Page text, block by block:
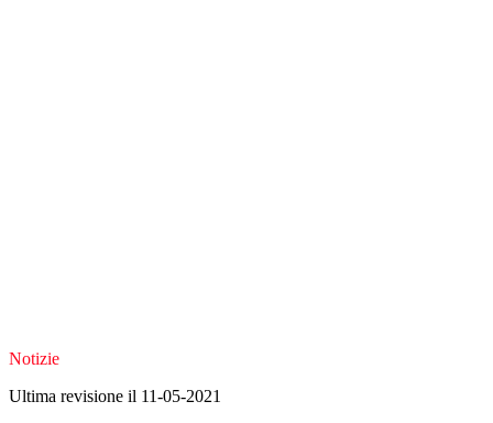
Notizie
Ultima revisione il 11-05-2021